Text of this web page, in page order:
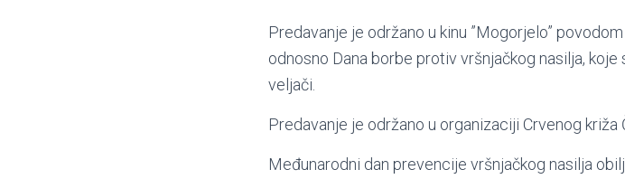
Predavanje je održano u kinu ”Mogorjelo”
odnosno Dana borbe protiv vršnjačkog nasilja,
veljači.
Predavanje je održano u organizaciji Crvenog križa
Međunarodni dan prevencije vršnjačkog nasilja